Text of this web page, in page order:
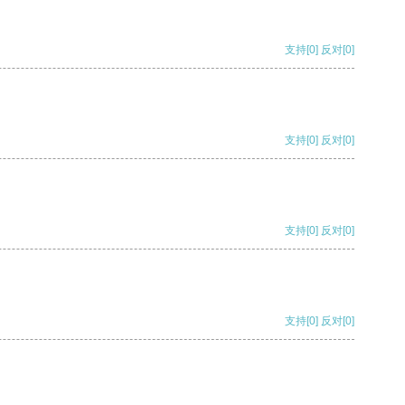
支持[0] 反对[0]
支持[0] 反对[0]
支持[0] 反对[0]
支持[0] 反对[0]